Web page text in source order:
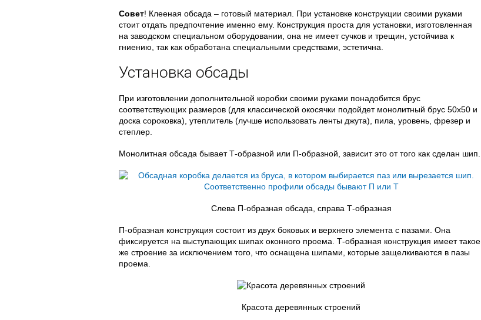
Совет! Клееная обсада – готовый материал. При установке конструкции своими руками
стоит отдать предпочтение именно ему. Конструкция проста для установки, изготовленная
на заводском специальном оборудовании, она не имеет сучков и трещин, устойчива к
гниению, так как обработана специальными средствами, эстетична.
Установка обсады
При изготовлении дополнительной коробки своими руками понадобится брус
соответствующих размеров (для классической окосячки подойдет монолитный брус 50х50 и
доска сороковка), утеплитель (лучше использовать ленты джута), пила, уровень, фрезер и
степлер.
Монолитная обсада бывает Т-образной или П-образной, зависит это от того как сделан шип.
Слева П-образная обсада, справа Т-образная
П-образная конструкция состоит из двух боковых и верхнего элемента с пазами. Она
фиксируется на выступающих шипах оконного проема. Т-образная конструкция имеет такое
же строение за исключением того, что оснащена шипами, которые защелкиваются в пазы
проема.
Красота деревянных строений